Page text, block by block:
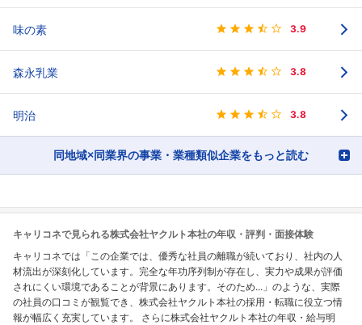
味の素 3.9
森永乳業 3.8
明治 3.8
同地域×同業界の事業・業種類似企業をもっと読む
キャリコネで見られる株式会社ヤクルト本社の年収・評判・面接体験
キャリコネでは「この企業では、優秀な社員の離職が続いており、社内の人
材流出が深刻化しています。完全な年功序列制が存在し、実力や成果が評価
されにくい環境であることが背景にあります。そのため...」のような、実際
の社員の口コミが観覧でき、株式会社ヤクルト本社の採用・転職に役立つ情
報が幅広く充実しています。 さらに株式会社ヤクルト本社の年収・給与明